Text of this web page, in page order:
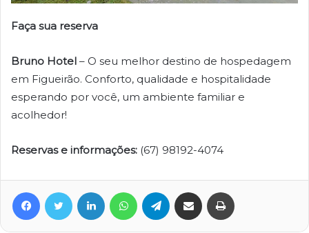
Faça sua reserva
Bruno Hotel – O seu melhor destino de hospedagem
em Figueirão. Conforto, qualidade e hospitalidade
esperando por você, um ambiente familiar e
acolhedor!
Reservas e informações: (67) 98192-4074
FacebookTwitter Linkedin WhatsAppTelegramCompartilhar via e-mail